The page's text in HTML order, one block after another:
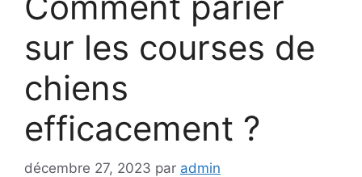
sur les courses de
chiens
efficacement ?
décembre 27, 2023 par admin